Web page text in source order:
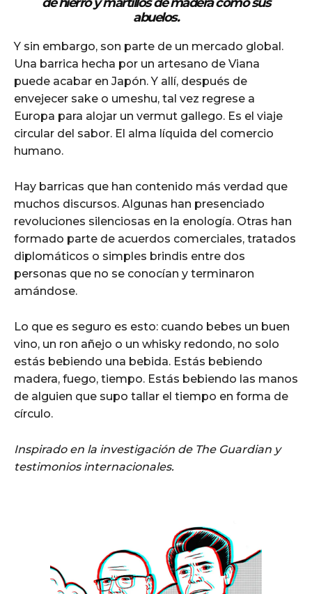
abuelos.
Y sin embargo, son parte de un mercado global.
Una barrica hecha por un artesano de Viana
puede acabar en Japón. Y allí, después de
envejecer sake o umeshu, tal vez regrese a
Europa para alojar un vermut gallego. Es el viaje
circular del sabor. El alma líquida del comercio
humano.
Hay barricas que han contenido más verdad que
muchos discursos. Algunas han presenciado
revoluciones silenciosas en la enología. Otras han
formado parte de acuerdos comerciales, tratados
diplomáticos o simples brindis entre dos
personas que no se conocían y terminaron
amándose.
Lo que es seguro es esto: cuando bebes un buen
vino, un ron añejo o un whisky redondo, no solo
estás bebiendo una bebida. Estás bebiendo
madera, fuego, tiempo. Estás bebiendo las manos
de alguien que supo tallar el tiempo en forma de
círculo.
Inspirado en la investigación de The Guardian y
testimonios internacionales.